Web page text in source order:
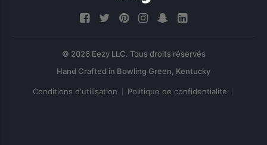
© 2026 Eezy LLC. Tous droits réservés
Conditions d'utilisation Politique de confidentialité